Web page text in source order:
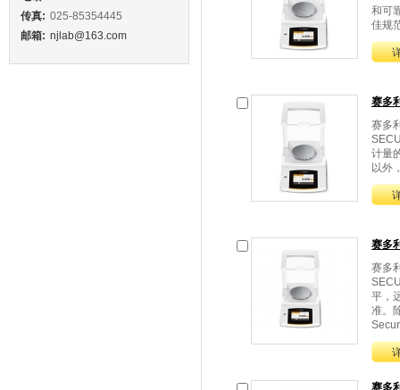
和可
佳规
赛多
赛多
计量
以外
赛多
赛多
平，
准。
赛多
传真: 025-85354445
邮箱: njlab@163.com